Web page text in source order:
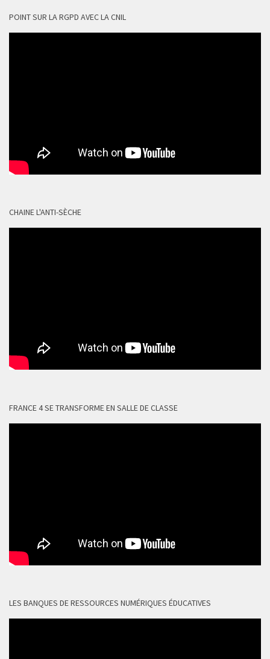
POINT SUR LA RGPD AVEC LA CNIL
CHAINE L'ANTI-SÈCHE
FRANCE 4 SE TRANSFORME EN SALLE DE CLASSE
LES BANQUES DE RESSOURCES NUMÉRIQUES ÉDUCATIVES